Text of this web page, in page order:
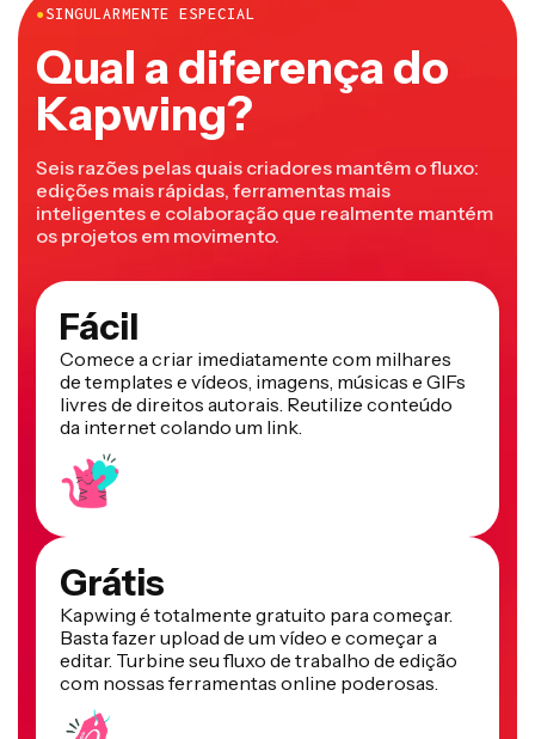
●SINGULARMENTE ESPECIAL
Qual a diferença do
Kapwing?
Seis razões pelas quais criadores mantêm o fluxo:
edições mais rápidas, ferramentas mais
inteligentes e colaboração que realmente mantém
os projetos em movimento.
Fácil
Comece a criar imediatamente com milhares
de templates e vídeos, imagens, músicas e GIFs
livres de direitos autorais. Reutilize conteúdo
da internet colando um link.
Grátis
Kapwing é totalmente gratuito para começar.
Basta fazer upload de um vídeo e começar a
editar. Turbine seu fluxo de trabalho de edição
com nossas ferramentas online poderosas.